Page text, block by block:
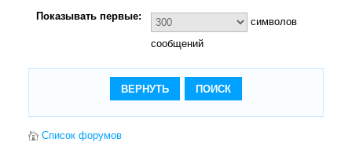
Показывать первые: символов
сообщений
Список форумов